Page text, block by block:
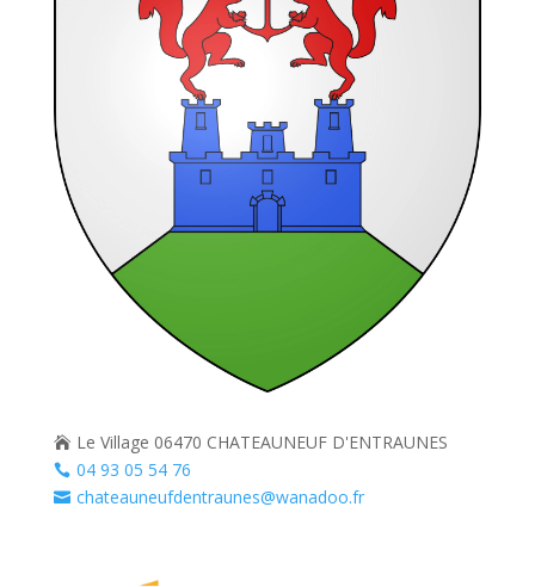
 Le Village 06470 CHATEAUNEUF D'ENTRAUNES
 04 93 05 54 76
 chateauneufdentraunes@wanadoo.fr